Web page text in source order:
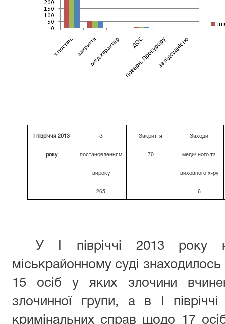
І півріччя 2013
року
З
постановленням
вироку
265
Закриття
70
Заходи
медичного та
виховного х-ру
6
У І півріччі 2013 року
міськрайонному суді
15 осіб у яких злочини
злочинної групи, а в І
кримінальних справ щодо 17